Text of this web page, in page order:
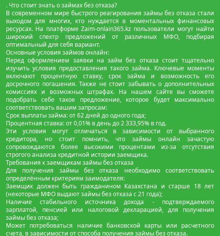
. Что стоит знать о займах без отказа?
В современном мире быстрого реагирования займы без отказа стали
выходом для многих, кто нуждается в моментальных финансовых
ресурсах. На платформе Zaim-onlain365.kz пользователи могут найти
широкий спектр предложений от различных МФО, подбирая
оптимальный для себя вариант.
Основные условия займов онлайн:
Перед оформлением заявки на займ без отказа стоит тщательно
изучить условия предоставления такого займа. Ключевые моменты
включают процентную ставку, срок займа и возможность его
досрочного погашения. Также не стоит забывать о дополнительных
комиссиях и возможных штрафах. На нашем сайте вы сможете
подобрать себе такое предложение, которое будет максимально
соответствовать вашим запросам:
Срок выплаты займа: от 62 дней до одного года;
Процентная ставка: от 0,01% в день до 2 333,95% в год.
Эти условия могут отличаться в зависимости от выбранного
кредитора, но стоит помнить, что займы онлайн зачастую
сопровождаются более высокими процентами из-за отсутствия
строгого анализа кредитной истории заемщика.
Требования к заемщикам займы без отказа
Для получения займы без отказа необходимо соответствовать
определённым критериям заимодателя:
Заемщик должен быть гражданином Казахстана и старше 18 лет
(некоторые МФО выдают займы без отказа с 21 года);
Наличие стабильного источника дохода - подтверждаемого
зарплатой, пенсией или налоговой декларацией, для получения
займы без отказа;
Может потребоваться наличие банковской карты или расчетного
счета, в зависимости от способа получения займы без отказа.